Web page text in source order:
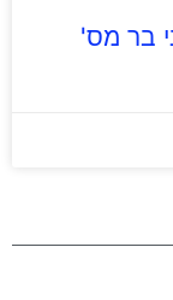
בר מס'